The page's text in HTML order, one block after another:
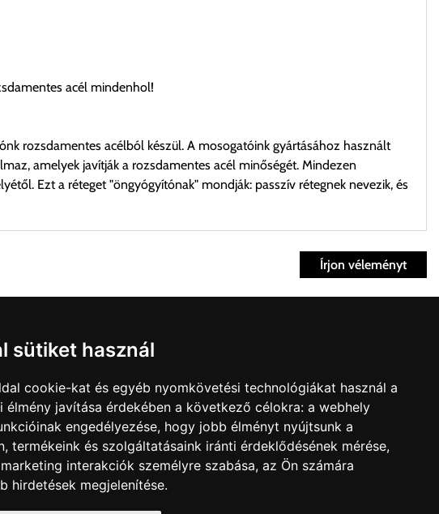
sütiket használ
cookie-kat és egyéb nyomkövetési technológiákat használ a
élmény javítása érdekében a következő célokra: a webhely
engedélyezése, hogy jobb élményt nyújtsunk a
, termékeink és szolgáltatásaink iránti érdeklődésének mérése,
interakciók személyre szabása, az Ön számára
hirdetések megjelenítése.
acél mindenhol!
rozsdamentes acélból készül. A mosogatóink gyártásához használt
amelyek javítják a rozsdamentes acél minőségét. Mindezen
Ezt a réteget "öngyógyítónak" mondják: passzív rétegnek nevezik, és
egyeztetett időpontban.
a vásárolt árú figyelembevételével az önnek megfelelő szállítási költséget
0.- forintos szállítást, kollégáink megvizsgálják a vásárolt termék adatait,
Írjon véleményt
Rólunk
Kapcsolat
Adatvédelmi irányelvek
Bevásárlókosár